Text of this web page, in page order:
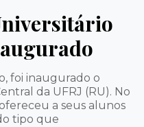
foi inaugurado o
da UFRJ (RU). No
a seus alunos
tipo que